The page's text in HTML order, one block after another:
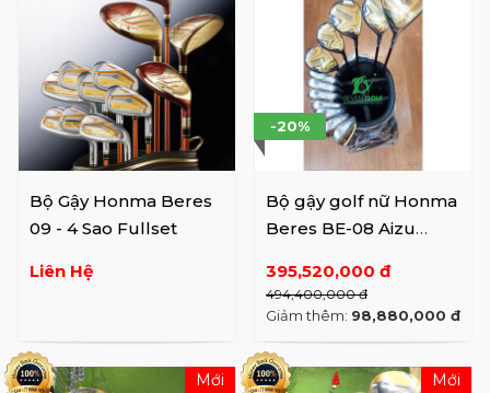
Bộ Gậy Honma Beres
09 - 4 Sao Fullset
Liên Hệ
Bộ gậy golf nữ Honma
Beres BE-08 Aizu
395,520,000 đ
494,400,000 đ
-20%
Giảm thêm: 98,880,000 đ
Mới Mới